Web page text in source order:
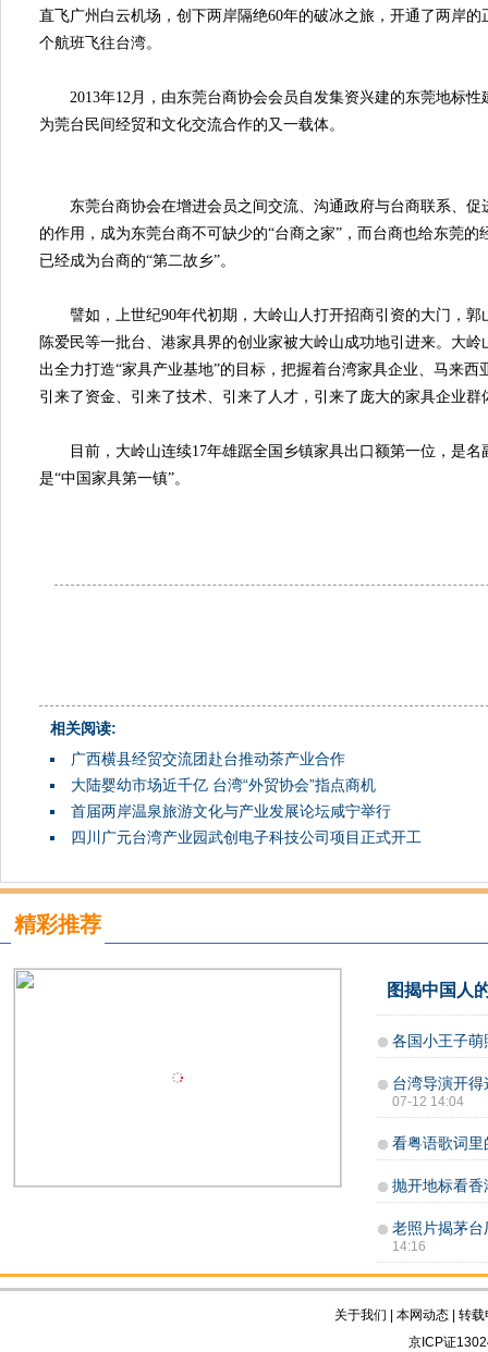
直飞广州白云机场，创下两岸隔绝60年的破冰之旅，开通了两岸
个航班飞往台湾。
2013年12月，由东莞台商协会会员自发集资兴建的东莞地标性
为莞台民间经贸和文化交流合作的又一载体。
东莞台商协会在增进会员之间交流、沟通政府与台商联系、促
的作用，成为东莞台商不可缺少的“台商之家”，而台商也给东莞
已经成为台商的“第二故乡”。
譬如，上世纪90年代初期，大岭山人打开招商引资的大门，郭
陈爱民等一批台、港家具界的创业家被大岭山成功地引进来。大
出全力打造“家具产业基地”的目标，把握着台湾家具企业、马来
引来了资金、引来了技术、引来了人才，引来了庞大的家具企业群
目前，大岭山连续17年雄踞全国乡镇家具出口额第一位，是名
是“中国家具第一镇”。
相关阅读:
广西横县经贸交流团赴台推动茶产业合作
大陆婴幼市场近千亿 台湾“外贸协会”指点商机
首届两岸温泉旅游文化与产业发展论坛咸宁举行
四川广元台湾产业园武创电子科技公司项目正式开工
精彩推荐
图揭中国人
各国小王子萌
台湾导演开
07-12 14:04
看粤语歌词
抛开地标看香
老照片揭茅
14:16
关于我们 本网动态
转载
京ICP证